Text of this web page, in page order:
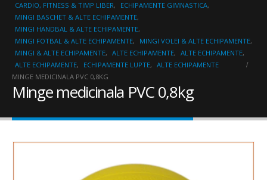
CARDIO, FITNESS & TIMP LIBER, ECHIPAMENTE GIMNASTICA,
MINGI BASCHET & ALTE ECHIPAMENTE,
MINGI HANDBAL & ALTE ECHIPAMENTE,
MINGI FOTBAL & ALTE ECHIPAMENTE, MINGI VOLEI & ALTE ECHIPAMENTE,
MINGI & ALTE ECHIPAMENTE, ALTE ECHIPAMENTE, ALTE ECHIPAMENTE,
ALTE ECHIPAMENTE, ECHIPAMENTE LUPTE, ALTE ECHIPAMENTE
MINGE MEDICINALA PVC 0,8KG
Minge medicinala PVC 0,8kg